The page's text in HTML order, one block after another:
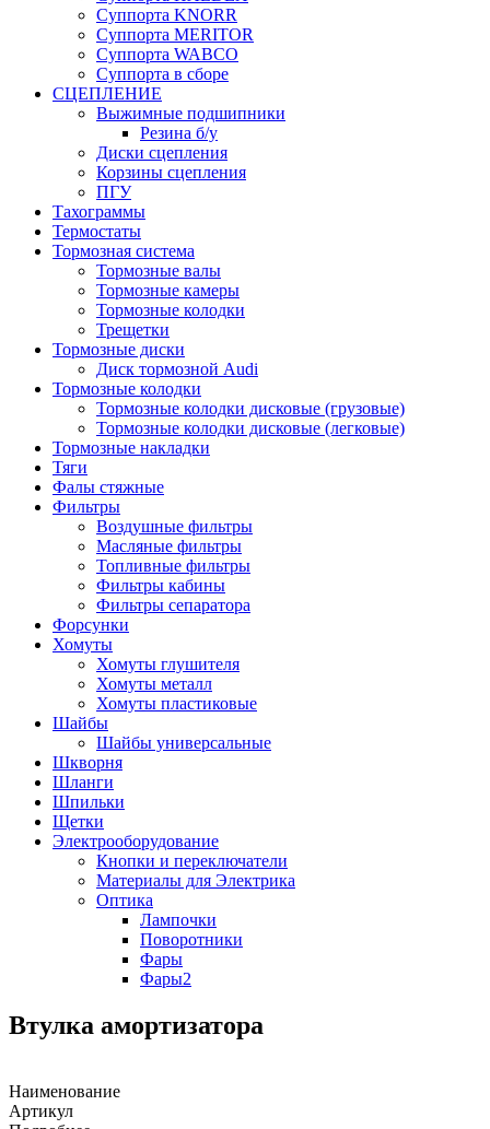
Суппорта KNORR
Суппорта MERITOR
Суппорта WABCO
Суппорта в сборе
СЦЕПЛЕНИЕ
Выжимные подшипники
Резина б/у
Диски сцепления
Корзины сцепления
ПГУ
Тахограммы
Термостаты
Тормозная система
Тормозные валы
Тормозные камеры
Тормозные колодки
Трещетки
Тормозные диски
Диск тормозной Audi
Тормозные колодки
Тормозные колодки дисковые (грузовые)
Тормозные колодки дисковые (легковые)
Тормозные накладки
Тяги
Фалы стяжные
Фильтры
Воздушные фильтры
Масляные фильтры
Топливные фильтры
Фильтры кабины
Фильтры сепаратора
Форсунки
Хомуты
Хомуты глушителя
Хомуты металл
Хомуты пластиковые
Шайбы
Шайбы универсальные
Шкворня
Шланги
Шпильки
Щетки
Электрооборудование
Кнопки и переключатели
Материалы для Электрика
Оптика
Лампочки
Поворотники
Фары
Фары2
Втулка амортизатора
Наименование
Артикул